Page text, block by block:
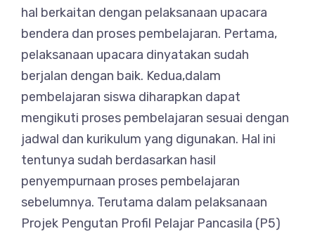
hal berkaitan dengan pelaksanaan upacara
bendera dan proses pembelajaran. Pertama,
pelaksanaan upacara dinyatakan sudah
berjalan dengan baik. Kedua,dalam
pembelajaran siswa diharapkan dapat
mengikuti proses pembelajaran sesuai dengan
jadwal dan kurikulum yang digunakan. Hal ini
tentunya sudah berdasarkan hasil
penyempurnaan proses pembelajaran
sebelumnya. Terutama dalam pelaksanaan
Projek Pengutan Profil Pelajar Pancasila (P5)